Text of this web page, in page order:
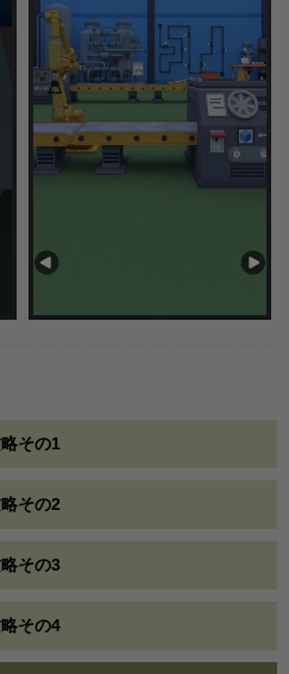
その1
その2
その3
その4